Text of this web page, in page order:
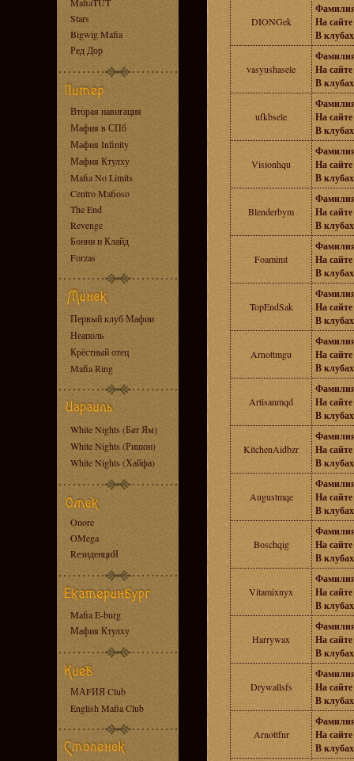
Stars
Bigwig Mafia
Ред Дор
Вторая навигация
Мафия в СПб
Мафия Infinity
Мафия Ктулху
Mafia No Limits
Centro Mafioso
The End
Revenge
Бонни и Клайд
Forzas
Первый клуб Мафии
Неаполь
Крёстный отец
Mafia Ring
White Nights (Бат Ям)
White Nights (Ришон)
White Nights (Хайфа)
Onore
OMega
RезиденциЯ
Mafia E-burg
Мафия Ктулху
МАFИЯ Club
English Mafia Club
DIONGek
На
В
vasyushasele
На
В
ufkbsele
На
В
Visionhqu
На
В
Blenderbym
На
В
Foamimt
На
В
TopEndSak
На
В
Arnottmgu
На
В
Artisanmqd
На
В
KitchenAidbzr
На
В
Augustmqe
На
В
Boschqig
На
В
Vitamixnyx
На
В
Harrywax
На
В
Drywallsfs
На
В
Arnottfnr
На
В